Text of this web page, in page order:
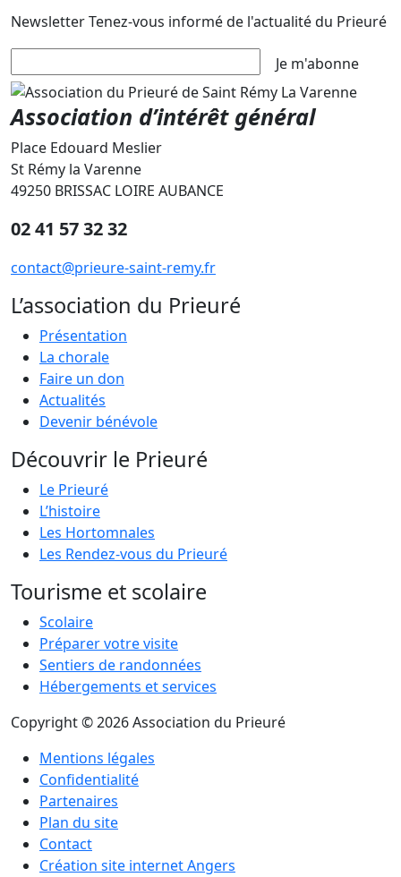
NewsletterTenez-vous informé de l'actualité du Prieuré
Je m'abonne
Association d’intérêt général
Place Edouard Meslier
St Rémy la Varenne
49250 BRISSAC LOIRE AUBANCE
02 41 57 32 32
contact@prieure-saint-remy.fr
L’association du Prieuré
Présentation
La chorale
Faire un don
Actualités
Devenir bénévole
Découvrir le Prieuré
Le Prieuré
L’histoire
Les Hortomnales
Les Rendez-vous du Prieuré
Tourisme et scolaire
Scolaire
Préparer votre visite
Sentiers de randonnées
Hébergements et services
Copyright © 2026 Association du Prieuré
Mentions légales
Confidentialité
Partenaires
Plan du site
Contact
Création site internet Angers